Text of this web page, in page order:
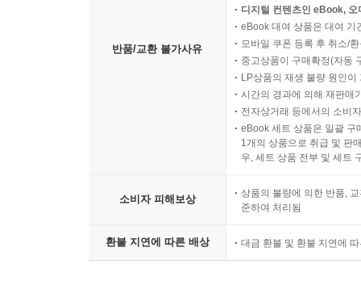
반품/교환 불가사유
디지털 컨텐츠인 eBook,
eBook 대여 상품은 대여 기
모바일 쿠폰 등록 후 취소/
중고상품이 구매확정(자동
LP상품의 재생 불량 원인
시간의 경과에 의해 재판매
전자상거래 등에서의 소비
eBook 세트 상품은 일괄 구
1개의 상품으로 취급 및 판
우, 세트 상품 전부 및 세트
소비자 피해보상
상품의 불량에 의한 반품,
준하여 처리됨
환불 지연에 따른 배상 대금 환불 및 환불 지연에